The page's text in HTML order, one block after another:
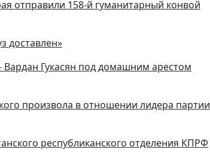
отправили 158-й гуманитарный конвой
доставлен»
Вардан Гукасян под домашним арестом
произвола в отношении лидера партии
республиканского отделения КПРФ